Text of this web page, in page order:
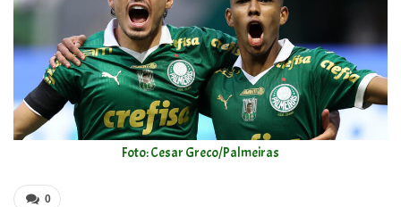
Foto: Cesar Greco/Palmeiras
0